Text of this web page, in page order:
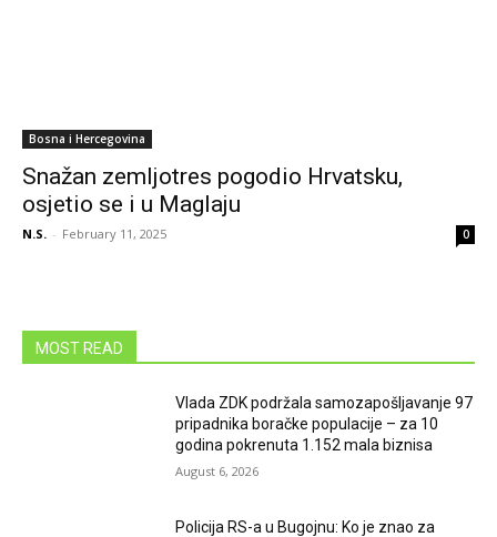
Bosna i Hercegovina
Snažan zemljotres pogodio Hrvatsku,
osjetio se i u Maglaju
N.S. - February 11, 2025 0
MOST READ
Vlada ZDK podržala samozapošljavanje 97
pripadnika boračke populacije – za 10
godina pokrenuta 1.152 mala biznisa
August 6, 2026
Policija RS-a u Bugojnu: Ko je znao za